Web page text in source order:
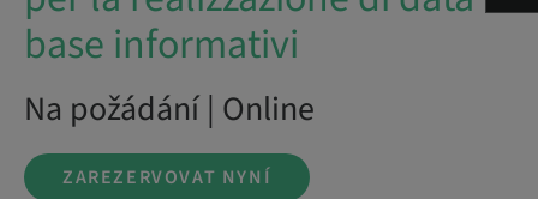
base informativi
Na požádání | Online
ZAREZERVOVAT NYNÍ